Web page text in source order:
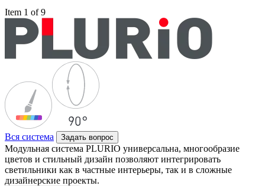
Item 1 of 9
Вся система Задать вопрос
Модульная система PLURIO универсальна, многообразие
цветов и стильный дизайн позволяют интегрировать
светильники как в частные интерьеры, так и в сложные
дизайнерские проекты.